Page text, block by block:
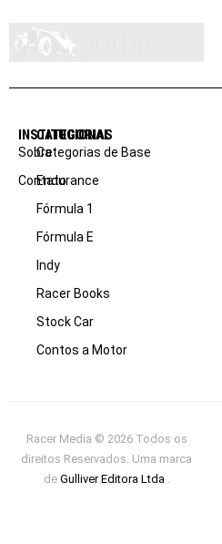
INSTITUCIONAL
Sobre
Contato
CATEGORIAS
Categorias de Base
Endurance
Fórmula 1
Fórmula E
Indy
Racer Books
Stock Car
Contos a Motor
Racer Media © 2026 Todos os
direitos Reservados. Uma marca
de Gulliver Editora Ltda